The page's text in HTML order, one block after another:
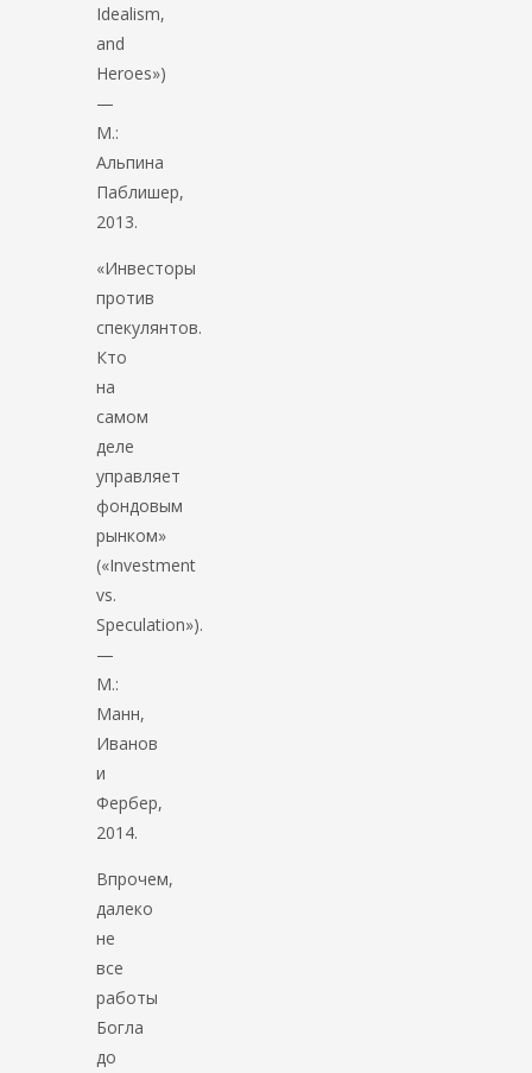
Idealism,
and
Heroes»)
—
М.:
Альпина
Паблишер,
2013.
«Инвесторы
против
спекулянтов.
Кто
на
самом
деле
управляет
фондовым
рынком»
(«Investment
vs.
Speculation»).
—
М.:
Манн,
Иванов
и
Фербер,
2014.
Впрочем,
далеко
не
все
работы
Богла
до